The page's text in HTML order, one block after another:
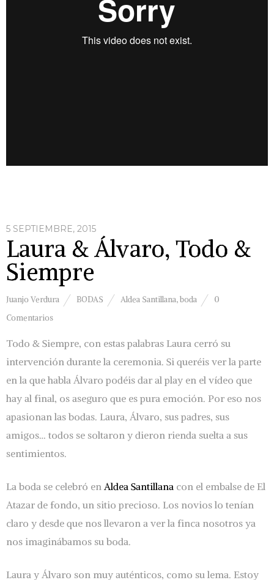
5 SEPTIEMBRE, 2015
Laura & Álvaro, Todo &
Siempre
Juanjo Verdura BODAS Aldea Santillana,boda
0
Comentarios
Todo & Siempre, con estas palabras Laura cerró su
intervención durante la ceremonia. Si queréis ver la parte
en la que habla Álvaro podéis dar al play en el vídeo que
hay al final, os aseguro que es pura emoción. Por eso nos
apasionan las bodas. Laura, Álvaro, sus padres, sus
amigos… todos se soltaron y dieron rienda suelta a sus
sentimientos.
La boda se celebró en Aldea Santillana con el embalse de El
Atazar de fondo, un sitio precioso. Los novios lo tenían
claro y desde que nos llevaron a ver la finca nosotros ya
nos imaginábamos su boda.
Laura y Álvaro son muy auténticos, como su lema. Estoy